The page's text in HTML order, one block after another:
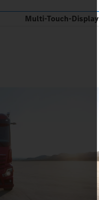
Multi-Touch-